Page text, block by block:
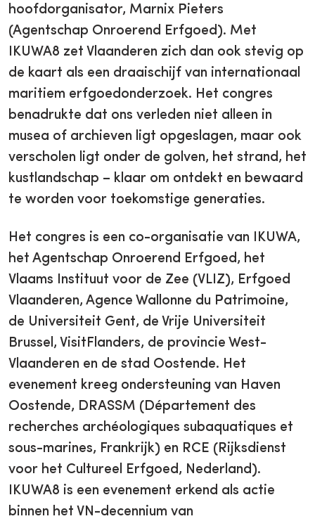
hoofdorganisator, Marnix Pieters
(Agentschap Onroerend Erfgoed). Met
IKUWA8 zet Vlaanderen zich dan ook stevig op
de kaart als een draaischijf van internationaal
maritiem erfgoedonderzoek. Het congres
benadrukte dat ons verleden niet alleen in
musea of archieven ligt opgeslagen, maar ook
verscholen ligt onder de golven, het strand, het
kustlandschap – klaar om ontdekt en bewaard
te worden voor toekomstige generaties.
Het congres is een co-organisatie van IKUWA,
het Agentschap Onroerend Erfgoed, het
Vlaams Instituut voor de Zee (VLIZ), Erfgoed
Vlaanderen, Agence Wallonne du Patrimoine,
de Universiteit Gent, de Vrije Universiteit
Brussel, VisitFlanders, de provincie West-
Vlaanderen en de stad Oostende. Het
evenement kreeg ondersteuning van Haven
Oostende, DRASSM (Département des
recherches archéologiques subaquatiques et
sous-marines, Frankrijk) en RCE (Rijksdienst
voor het Cultureel Erfgoed, Nederland).
IKUWA8 is een evenement erkend als actie
binnen het VN-decennium van